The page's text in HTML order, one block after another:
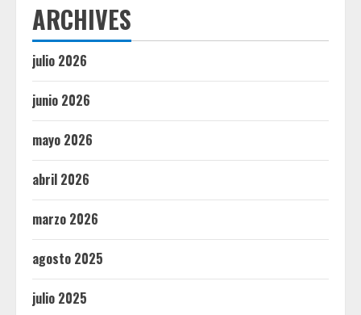
ARCHIVES
julio 2026
junio 2026
mayo 2026
abril 2026
marzo 2026
agosto 2025
julio 2025